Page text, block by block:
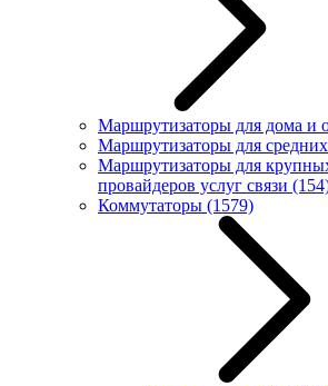
Маршрутизаторы для дома и
Маршрутизаторы для средних
Маршрутизаторы для
провайдеров услуг связи
Коммутаторы (1579)